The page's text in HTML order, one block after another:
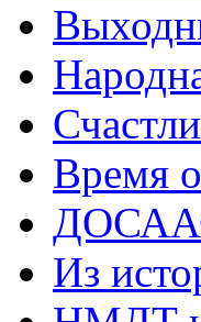
Время
Из